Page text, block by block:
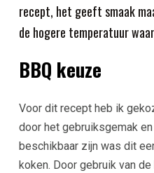
recept, het geeft smaak
de hogere temperatuur
BBQ keuze
Voor dit recept heb ik
door het gebruiksgemak
beschikbaar zijn was dit
koken. Door gebruik van